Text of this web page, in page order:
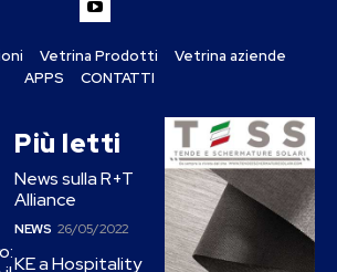
Vetrina Prodotti
Vetrina aziende
APPS
CONTATTI
Più letti
News sulla R+T
Alliance
NEWS 26/05/2022
KE a Hospitality